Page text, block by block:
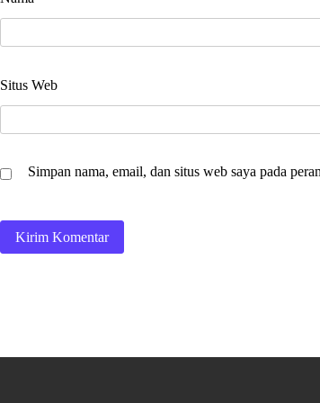
Situs Web
Simpan nama, email, dan situs web saya pada